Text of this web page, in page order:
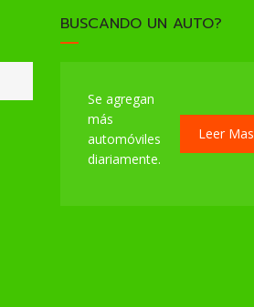
BUSCANDO UN AUTO?
Se agregan
más
automóviles
diariamente.
Leer Mas